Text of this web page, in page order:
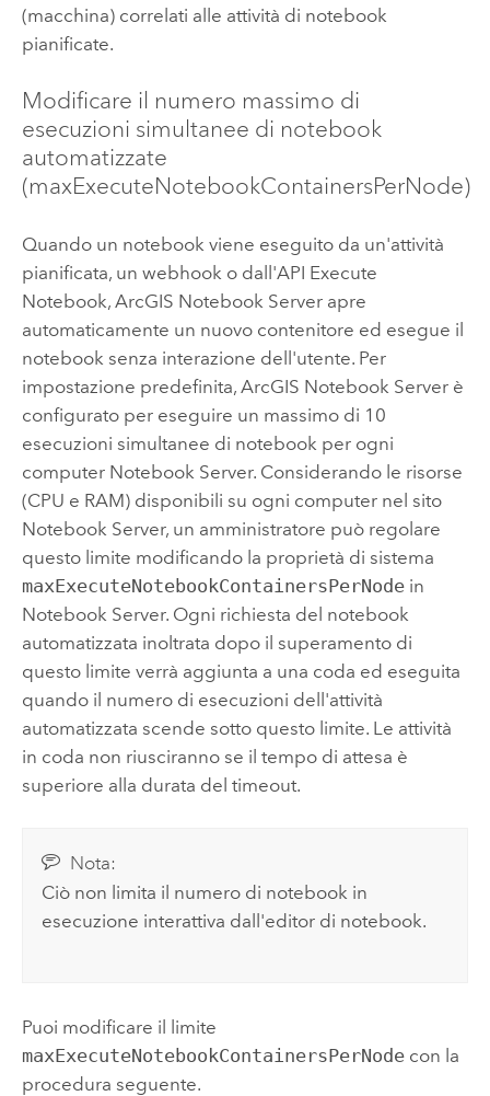
(macchina) correlati alle attività di notebook
pianificate.
Modificare il numero massimo di
esecuzioni simultanee di notebook
automatizzate
(maxExecuteNotebookContainersPerNode)
Quando un notebook viene eseguito da un'attività
pianificata, un webhook o dall'API Execute
Notebook, ArcGIS Notebook Serverapre
automaticamente un nuovo contenitore ed esegue il
notebook senza interazione dell'utente. Per
impostazione predefinita, ArcGIS Notebook Serverè
configurato per eseguire un massimo di 10
esecuzioni simultanee di notebook per ogni
computer Notebook Server. Considerando le risorse
(CPU e RAM) disponibili su ogni computer nel sito
Notebook Server, un amministratore può regolare
questo limite modificando la proprietà di sistema
maxExecuteNotebookContainersPerNodein
Notebook Server. Ogni richiesta del notebook
automatizzata inoltrata dopo il superamento di
questo limite verrà aggiunta a una coda ed eseguita
quando il numero di esecuzioni dell'attività
automatizzata scende sotto questo limite. Le attività
in coda non riusciranno se il tempo di attesa è
superiore alla durata del timeout.
Nota:
Ciò non limita il numero di notebook in
esecuzione interattiva dall'editor di notebook.
Puoi modificare il limite
maxExecuteNotebookContainersPerNodecon la
procedura seguente.